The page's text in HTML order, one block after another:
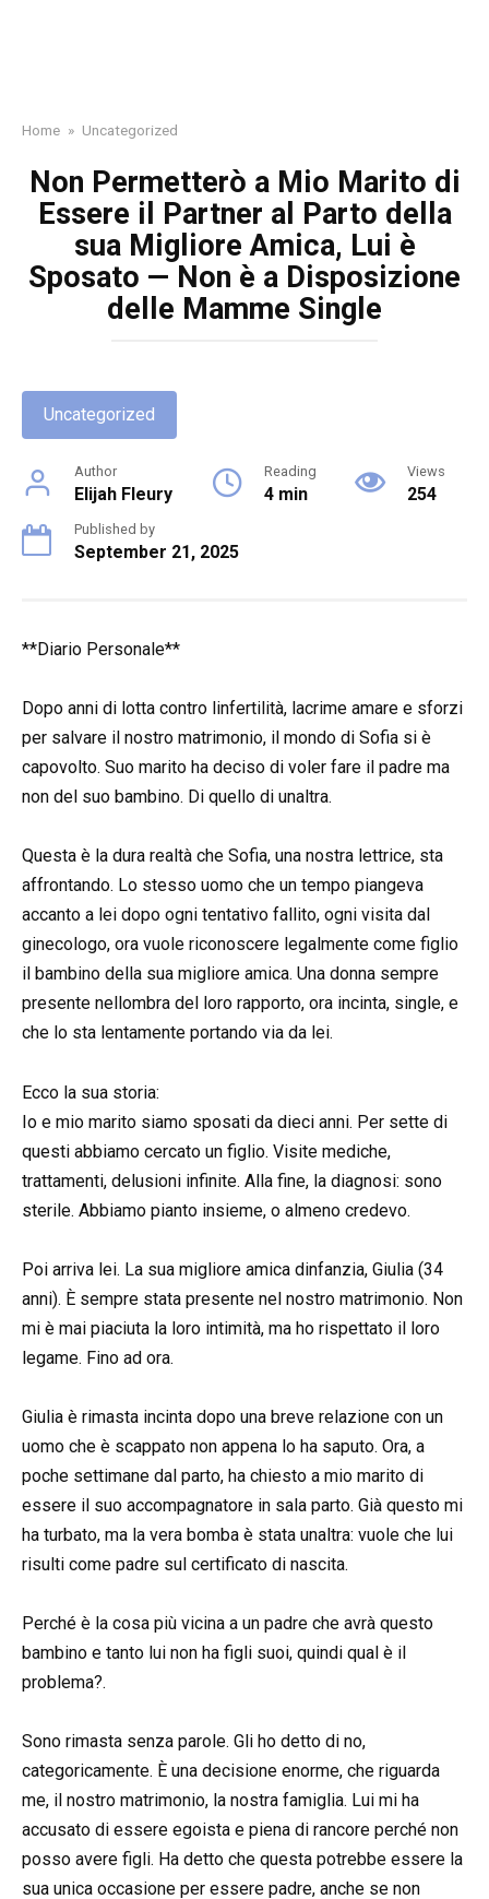
Home » Uncategorized
Non Permetterò a Mio Marito di
Essere il Partner al Parto della
sua Migliore Amica, Lui è
Sposato — Non è a Disposizione
delle Mamme Single
Uncategorized
Author
Elijah Fleury
Reading
4 min
Views
254
Published by
September 21, 2025
**Diario Personale**
Dopo anni di lotta contro linfertilità, lacrime amare e sforzi
per salvare il nostro matrimonio, il mondo di Sofia si è
capovolto. Suo marito ha deciso di voler fare il padre ma
non del suo bambino. Di quello di unaltra.
Questa è la dura realtà che Sofia, una nostra lettrice, sta
affrontando. Lo stesso uomo che un tempo piangeva
accanto a lei dopo ogni tentativo fallito, ogni visita dal
ginecologo, ora vuole riconoscere legalmente come figlio
il bambino della sua migliore amica. Una donna sempre
presente nellombra del loro rapporto, ora incinta, single, e
che lo sta lentamente portando via da lei.
Ecco la sua storia:
Io e mio marito siamo sposati da dieci anni. Per sette di
questi abbiamo cercato un figlio. Visite mediche,
trattamenti, delusioni infinite. Alla fine, la diagnosi: sono
sterile. Abbiamo pianto insieme, o almeno credevo.
Poi arriva lei. La sua migliore amica dinfanzia, Giulia (34
anni). È sempre stata presente nel nostro matrimonio. Non
mi è mai piaciuta la loro intimità, ma ho rispettato il loro
legame. Fino ad ora.
Giulia è rimasta incinta dopo una breve relazione con un
uomo che è scappato non appena lo ha saputo. Ora, a
poche settimane dal parto, ha chiesto a mio marito di
essere il suo accompagnatore in sala parto. Già questo mi
ha turbato, ma la vera bomba è stata unaltra: vuole che lui
risulti come padre sul certificato di nascita.
Perché è la cosa più vicina a un padre che avrà questo
bambino e tanto lui non ha figli suoi, quindi qual è il
problema?.
Sono rimasta senza parole. Gli ho detto di no,
categoricamente. È una decisione enorme, che riguarda
me, il nostro matrimonio, la nostra famiglia. Lui mi ha
accusato di essere egoista e piena di rancore perché non
posso avere figli. Ha detto che questa potrebbe essere la
sua unica occasione per essere padre, anche se non